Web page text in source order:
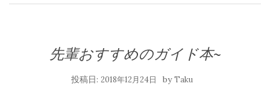
先輩おすすめのガイド本~
投稿日: 2018年12月24日 byTaku